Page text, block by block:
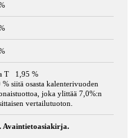
T 1,95 %
% siitä osasta kalenterivuoden
joka ylittää 7,0%:n
vertailutuoton.
Avaintietoasiakirja.